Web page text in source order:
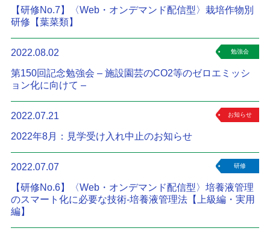
【研修No.7】〈Web・オンデマンド配信型〉栽培作物別
研修【葉菜類】
2022.08.02 勉強会
第150回記念勉強会 – 施設園芸のCO2等のゼロエミッシ
ョン化に向けて –
2022.07.21 お知らせ
2022年8月：見学受け入れ中止のお知らせ
2022.07.07 研修
【研修No.6】〈Web・オンデマンド配信型〉培養液管理
のスマート化に必要な技術-培養液管理法【上級編・実用
編】